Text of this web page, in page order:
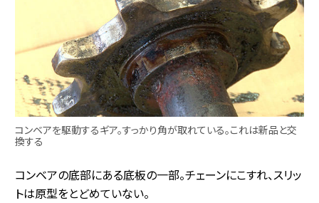
コンベアを駆動するギア。すっかり角が取れている。これは新品と交
換する
コンベアの底部にある底板の一部。チェーンにこすれ、スリッ
トは原型をとどめていない。